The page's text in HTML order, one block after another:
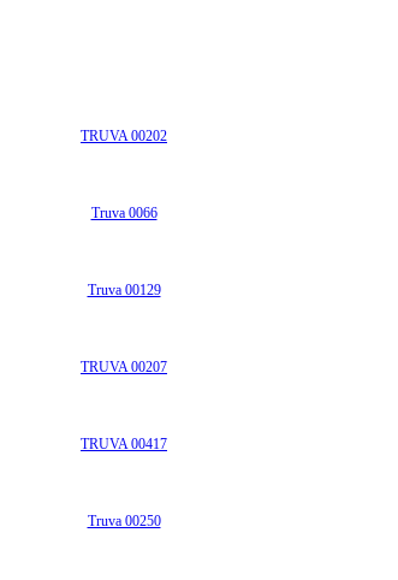
TRUVA 00202
Truva 0066
Truva 00129
TRUVA 00207
TRUVA 00417
Truva 00250